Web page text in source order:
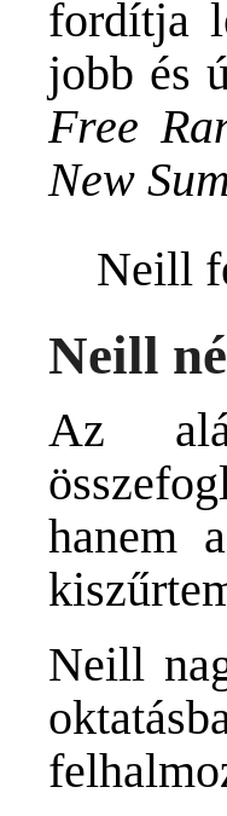
fordítja
jobb és
Free
New
Neill
Neill
Az
hanem
Neill